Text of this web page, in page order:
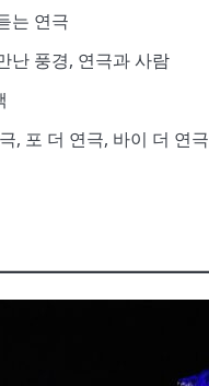
는 연극
난 풍경, 연극과 사람
, 포 더 연극, 바이 더 연극